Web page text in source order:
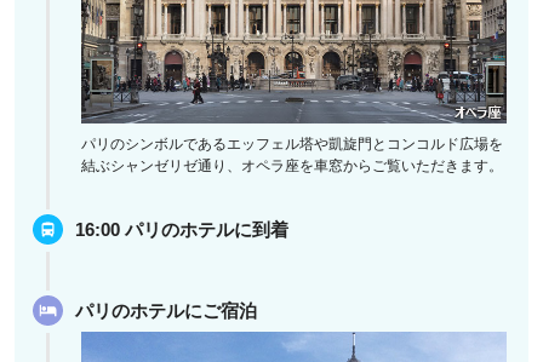
パリのシンボルであるエッフェル塔や凱旋門とコンコルド広場を
結ぶシャンゼリゼ通り、オペラ座を車窓からご覧いただきます。
16:00 パリのホテルに到着
パリのホテルにご宿泊